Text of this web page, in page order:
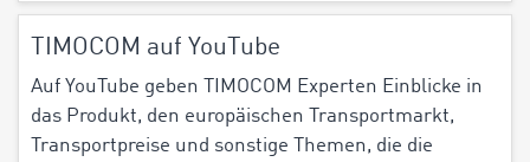
TIMOCOM auf YouTube
Auf YouTube geben TIMOCOM Experten Einblicke in
das Produkt, den europäischen Transportmarkt,
Transportpreise und sonstige Themen, die die